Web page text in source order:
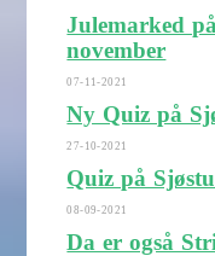
Julemarked
november
07-11-2021
Ny Quiz på
27-10-2021
Quiz på
08-09-2021
Da er også